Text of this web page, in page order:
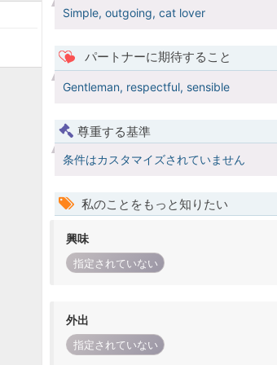
Simple, outgoing, cat lover
パートナーに期待すること
Gentleman, respectful, sensible
尊重する基準
条件はカスタマイズされていません
私のことをもっと知りたい
興味
指定されていない
外出
指定されていない